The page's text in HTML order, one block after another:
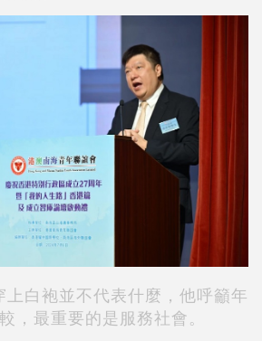
上白袍並不代表什麼，他呼籲年
，最重要的是服務社會。